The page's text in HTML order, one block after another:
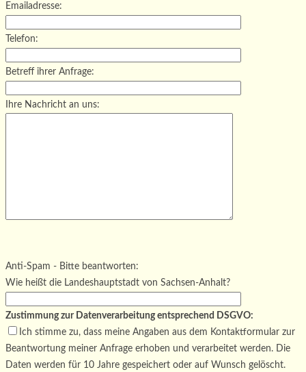
Emailadresse:
Telefon:
Betreff ihrer Anfrage:
Ihre Nachricht an uns:
Bitte lasse dieses Feld leer.
Anti-Spam - Bitte beantworten:
Wie heißt die Landeshauptstadt von Sachsen-Anhalt?
Zustimmung zur Datenverarbeitung entsprechend DSGVO:
Ich stimme zu, dass meine Angaben aus dem Kontaktformular zur
Beantwortung meiner Anfrage erhoben und verarbeitet werden. Die
Daten werden für 10 Jahre gespeichert oder auf Wunsch gelöscht.